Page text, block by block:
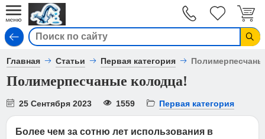
Главная Статьи Первая категория
Полимерпесчаные колодца!
25 Сентября 2023 1559 Первая категория
Более чем за сотню лет использования в